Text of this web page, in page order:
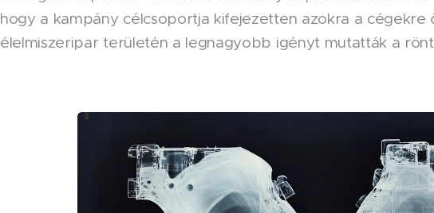
hogy a kampány célcsoportja kifejezetten azokra a cégekre
élelmiszeripar területén a legnagyobb igényt mutatták a